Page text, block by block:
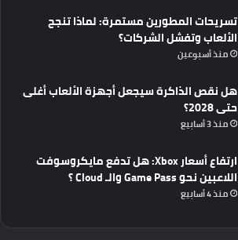
تسريحات المطورين مستمرة: لماذا تنجح
الألعاب وتفشل الشركات؟
منذ أسبوعين
هل نقص الذاكرة سيجعل أجهزة الألعاب أغلى
حتى 2028؟
منذ 3 أسابيع
ارتفاع أسعار Xbox: هل تدفع مايكروسوفت
اللاعبين نحو Game Pass والـ Cloud ؟
منذ 4 أسابيع